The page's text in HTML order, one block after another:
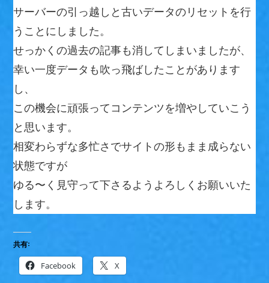
サーバーの引っ越しと古いデータのリセットを行
うことにしました。
せっかくの過去の記事も消してしまいましたが、
幸い一度データも吹っ飛ばしたことがあります
し、
この機会に頑張ってコンテンツを増やしていこう
と思います。
相変わらずな多忙さでサイトの形もまま成らない
状態ですが
ゆる〜く見守って下さるようよろしくお願いいた
します。
共有:
Facebook X